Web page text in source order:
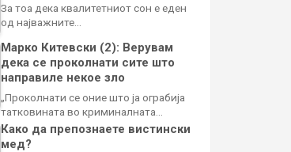
За тоа дека квалитетниот сон е еден
од најважните…
Марко Китевски (2): Верувам
дека се проколнати сите што
направиле некое зло
„Проколнати се оние што ја ограбија
татковината во криминалната…
Како да препознаете вистински
мед?